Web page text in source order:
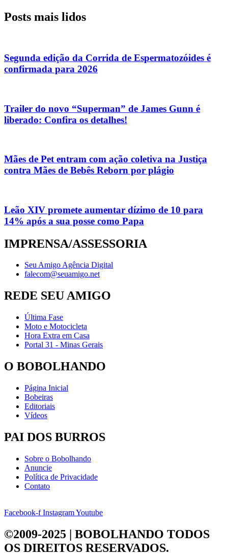
Posts mais lidos
Segunda edição da Corrida de Espermatozóides é
confirmada para 2026
Trailer do novo “Superman” de James Gunn é
liberado: Confira os detalhes!
Mães de Pet entram com ação coletiva na Justiça
contra Mães de Bebês Reborn por plágio
Leão XIV promete aumentar dízimo de 10 para
14% após a sua posse como Papa
IMPRENSA/ASSESSORIA
Seu Amigo Agência Digital
falecom@seuamigo.net
REDE SEU AMIGO
Última Fase
Moto e Motocicleta
Hora Extra em Casa
Portal 31 - Minas Gerais
O BOBOLHANDO
Página Inicial
Bobeiras
Editoriais
Vídeos
PAI DOS BURROS
Sobre o Bobolhando
Anuncie
Política de Privacidade
Contato
Facebook-f InstagramYoutube
©2009-2025 | BOBOLHANDO TODOS
OS DIREITOS RESERVADOS.